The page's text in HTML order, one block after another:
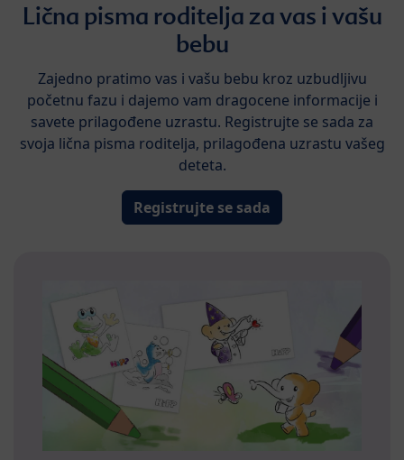
Lična pisma roditelja za vas i vašu
bebu
Zajedno pratimo vas i vašu bebu kroz uzbudljivu
početnu fazu i dajemo vam dragocene informacije i
savete prilagođene uzrastu. Registrujte se sada za
svoja lična pisma roditelja, prilagođena uzrastu vašeg
deteta.
Registrujte se sada